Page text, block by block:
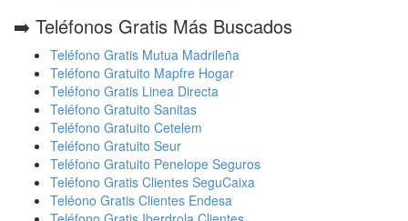
➡️ Teléfonos Gratis Más Buscados
Teléfono Gratis Mutua Madrileña
Teléfono Gratuito Mapfre Hogar
Teléfono Gratis Linea Directa
Teléfono Gratuito Sanitas
Teléfono Gratuito Cetelem
Teléfono Gratuito Seur
Teléfono Gratuito Penelope Seguros
Teléfono Gratis Clientes SeguCaixa
Teléono Gratis Clientes Endesa